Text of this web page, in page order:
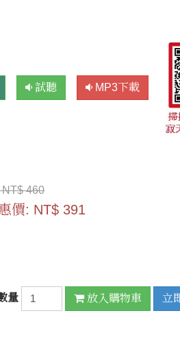
試聽 MP3下載
NT$ 460
價: NT$ 391
量 放入購物車 立